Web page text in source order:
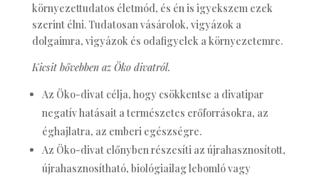
környezettudatos életmód, és én is igyekszem ezek
szerint élni. Tudatosan vásárolok, vigyázok a
dolgaimra, vigyázok és odafigyelek a környezetemre.
Kicsit bővebben az Öko divatról.
Az Öko-divat célja, hogy csökkentse a divatipar
negatív hatásait a természetes erőforrásokra, az
éghajlatra, az emberi egészségre.
Az Öko-divat előnyben részesíti az újrahasznosított,
újrahasznosítható, biológiailag lebomló vagy